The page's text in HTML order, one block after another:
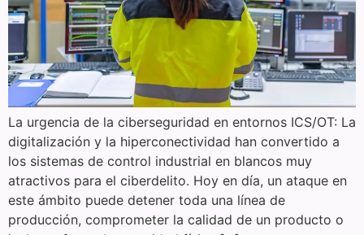
La urgencia de la ciberseguridad en entornos ICS/OT: La
digitalización y la hiperconectividad han convertido a
los sistemas de control industrial en blancos muy
atractivos para el ciberdelito. Hoy en día, un ataque en
este ámbito puede detener toda una línea de
producción, comprometer la calidad de un producto o